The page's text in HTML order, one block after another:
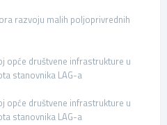
razvoju malih poljoprivrednih
opće društvene infrastrukture u
stanovnika LAG-a
opće društvene infrastrukture u
stanovnika LAG-a